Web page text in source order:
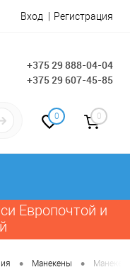
Вход Регистрация
+375 29 888-04-04
+375 29 607-45-85
0 0
Европочтой и
• Манекены •